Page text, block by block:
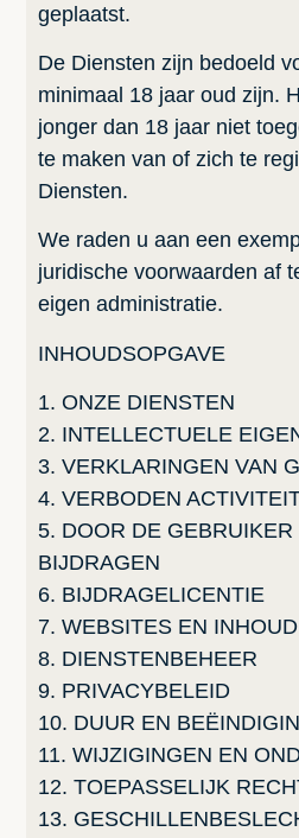
geplaatst.
De Diensten zijn bedoeld
minimaal 18 jaar oud zijn.
jonger dan 18 jaar niet
te maken van of zich te
Diensten.
We raden u aan een
juridische voorwaarden af
eigen administratie.
INHOUDSOPGAVE
1. ONZE DIENSTEN
2. INTELLECTUELE
3. VERKLARINGEN VAN
4. VERBODEN
5. DOOR DE
BIJDRAGEN
6. BIJDRAGELICENTIE
7. WEBSITES EN
8. DIENSTENBEHEER
9. PRIVACYBELEID
10. DUUR EN
11. WIJZIGINGEN EN
12. TOEPASSELIJK
13.